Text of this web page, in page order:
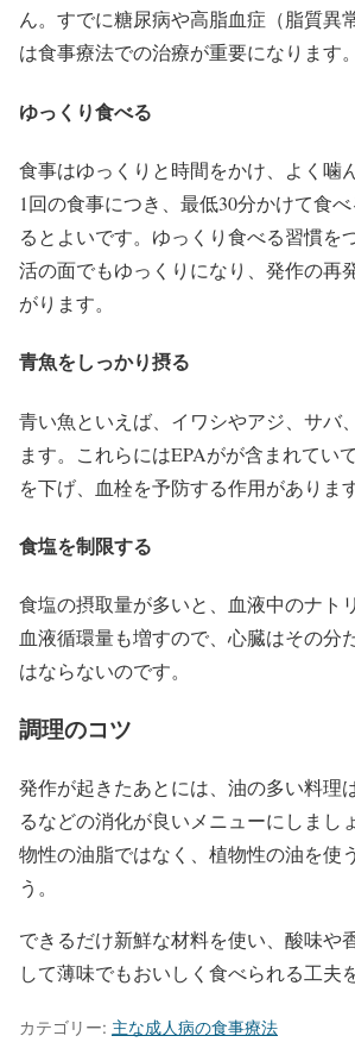
ん。すでに糖尿病や高脂血症（脂質異
は食事療法での治療が重要になります。
ゆっくり食べる
食事はゆっくりと時間をかけ、よく噛
1回の食事につき、最低30分かけて食
るとよいです。ゆっくり食べる習慣を
活の面でもゆっくりになり、発作の再
がります。
青魚をしっかり摂る
青い魚といえば、イワシやアジ、サバ
ます。これらにはEPAがが含まれてい
を下げ、血栓を予防する作用があります
食塩を制限する
食塩の摂取量が多いと、血液中のナト
血液循環量も増すので、心臓はその分
はならないのです。
調理のコツ
発作が起きたあとには、油の多い料理
るなどの消化が良いメニューにしまし
物性の油脂ではなく、植物性の油を使
う。
できるだけ新鮮な材料を使い、酸味や
して薄味でもおいしく食べられる工夫
カテゴリー: 主な成人病の食事療法